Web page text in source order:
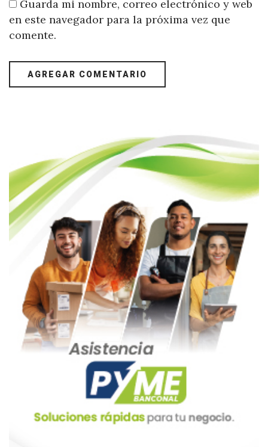
Guarda mi nombre, correo electrónico y web
en este navegador para la próxima vez que
comente.